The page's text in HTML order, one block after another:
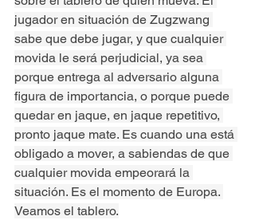
jugador en situación de Zugzwang
sabe que debe jugar, y que cualquier
movida le será perjudicial, ya sea
porque entrega al adversario alguna
figura de importancia, o porque puede
quedar en jaque, en jaque repetitivo,
pronto jaque mate. Es cuando una está
obligado a mover, a sabiendas de que
cualquier movida empeorará la
situación. Es el momento de Europa.
Veamos el tablero.